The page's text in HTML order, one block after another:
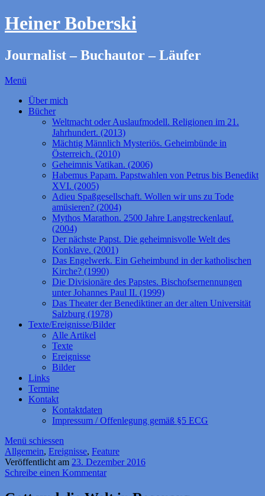
Heiner Boberski
Journalist – Buchautor – Läufer
Menü
Über mich
Bücher
Weltmacht oder Auslaufmodell. Religionen im 21.
Jahrhundert. (2013)
Mächtig Männlich Mysteriös. Geheimbünde in
Österreich. (2010)
Geheimnis Vatikan. (2006)
Habemus Papam. Papstwahlen von Petrus bis Benedikt
XVI. (2005)
Adieu Spaßgesellschaft. Wollen wir uns zu Tode
amüsieren? (2004)
Mythos Marathon. 2500 Jahre Langstreckenlauf.
(2004)
Der nächste Papst. Die geheimnisvolle Welt des
Konklave. (2001)
Das Engelwerk. Ein Geheimbund in der katholischen
Kirche? (1990)
Die Divisionäre des Papstes. Bischofsernennungen
unter Johannes Paul II. (1999)
Das Theater der Benediktiner an der alten Universität
Salzburg (1978)
Texte/Ereignisse/Bilder
Alle Artikel
Texte
Ereignisse
Bilder
Links
Termine
Kontakt
Kontaktdaten
Impressum / Offenlegung gemäß §5 ECG
Menü schiessen
Allgemein, Ereignisse, Feature
Veröffentlicht am 23. Dezember 2016
Schreibe einen Kommentar